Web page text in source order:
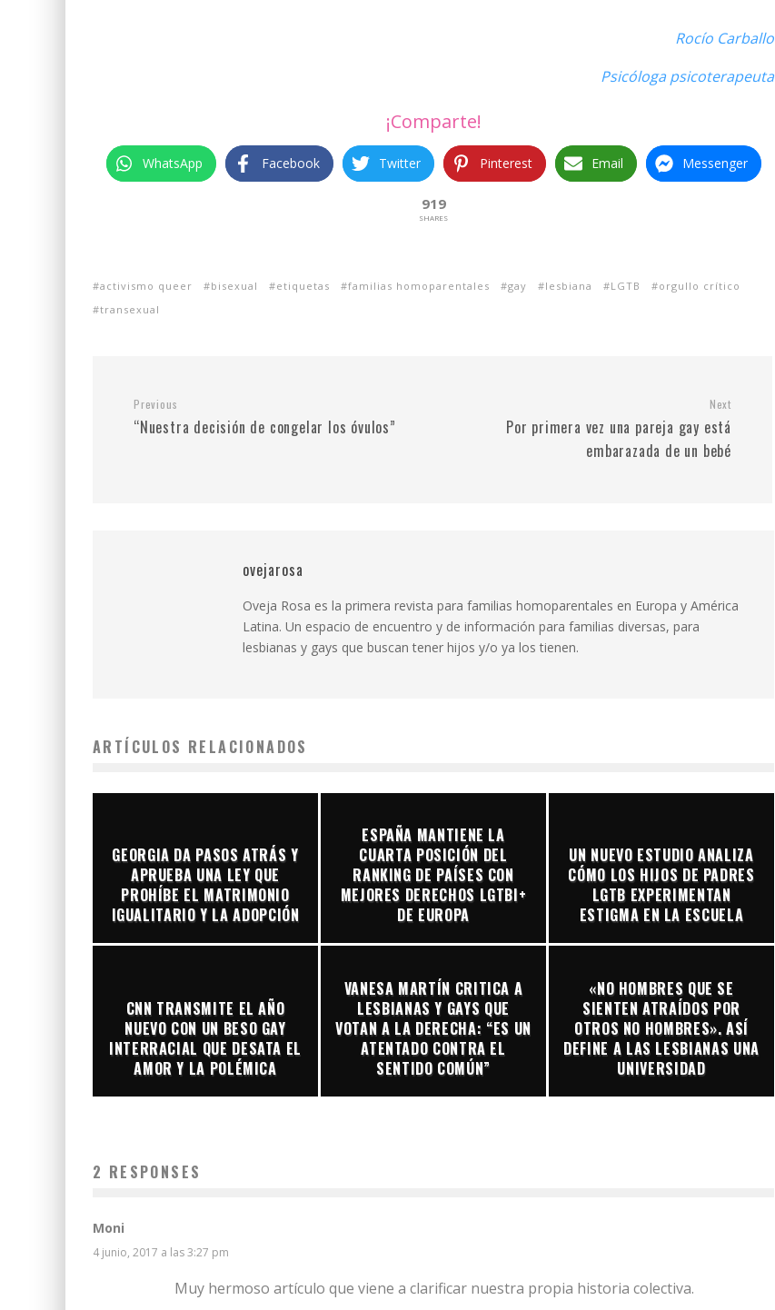
Rocío Carballo
Psicóloga psicoterapeuta
¡Comparte!
WhatsApp Facebook Twitter Pinterest Email Messenger
919
SHARES
activismo queer bisexual etiquetas familias homoparentales gay lesbiana LGTB
orgullo crítico
transexual
Previous
“Nuestra decisión de congelar los óvulos”
Next
Por primera vez una pareja gay está
embarazada de un bebé
ovejarosa
Oveja Rosa es la primera revista para familias homoparentales en Europa y América
Latina. Un espacio de encuentro y de información para familias diversas, para
lesbianas y gays que buscan tener hijos y/o ya los tienen.
ARTÍCULOS RELACIONADOS
GEORGIA DA PASOS ATRÁS Y
APRUEBA UNA LEY QUE
PROHÍBE EL MATRIMONIO
IGUALITARIO Y LA ADOPCIÓN
ESPAÑA MANTIENE LA
CUARTA POSICIÓN DEL
RANKING DE PAÍSES CON
MEJORES DERECHOS LGTBI+
DE EUROPA
UN NUEVO ESTUDIO ANALIZA
CÓMO LOS HIJOS DE PADRES
LGTB EXPERIMENTAN
ESTIGMA EN LA ESCUELA
CNN TRANSMITE EL AÑO
NUEVO CON UN BESO GAY
INTERRACIAL QUE DESATA EL
AMOR Y LA POLÉMICA
VANESA MARTÍN CRITICA A
LESBIANAS Y GAYS QUE
VOTAN A LA DERECHA: “ES UN
ATENTADO CONTRA EL
SENTIDO COMÚN”
«NO HOMBRES QUE SE
SIENTEN ATRAÍDOS POR
OTROS NO HOMBRES». ASÍ
DEFINE A LAS LESBIANAS UNA
UNIVERSIDAD
2 RESPONSES
Moni
4 junio, 2017 a las 3:27 pm
Muy hermoso artículo que viene a clarificar nuestra propia historia colectiva.